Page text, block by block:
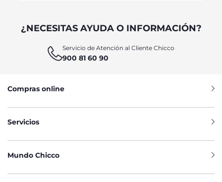
¿NECESITAS AYUDA O INFORMACIÓN?
Servicio de Atención al Cliente Chicco
900 81 60 90
Compras online
Servicios
Mundo Chicco